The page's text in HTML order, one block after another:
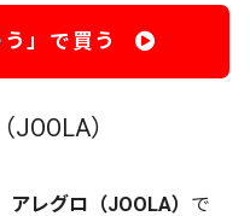
」で買う
）
アレグロ（JOOLA） で